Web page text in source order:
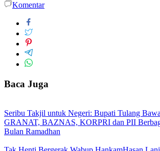
Komentar
Baca Juga
Seribu Takjil untuk Negeri: Bupati Tulang
GRANAT, BAZNAS, KORPRI dan PII
Bulan Ramadhan